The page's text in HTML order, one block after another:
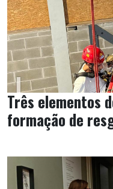
Três elementos
formação de